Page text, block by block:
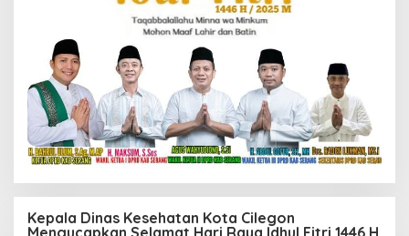
Kepala Dinas Kesehatan Kota Cilegon